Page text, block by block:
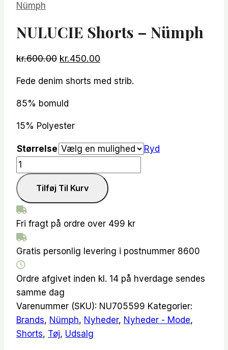
Nümph
NULUCIE Shorts – Nümph
kr.600.00 Den
pris
var:
kr.450.00
pris
Fede denim shorts med strib.
85% bomuld
15% Polyester
Størrelse
Ryd
NULUCIE
Shorts
-
Nümph
antal
Tilføj Til Kurv
Fri fragt på ordre over 499 kr
Gratis personlig levering i postnummer 8600
Ordre afgivet inden kl. 14 på hverdage sendes
samme dag
Varenummer (SKU): NU705599 Kategorier:
Brands, Nümph, Nyheder, Nyheder - Mode,
Shorts, Tøj, Udsalg